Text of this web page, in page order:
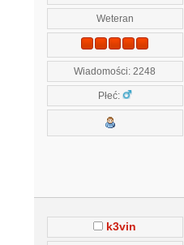
Weteran
Wiadomości: 2248
Płeć:
k3vin